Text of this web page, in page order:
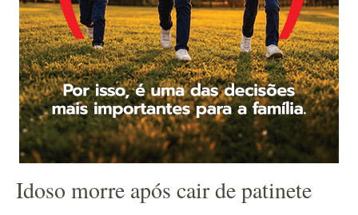
Idoso morre após cair de patinete